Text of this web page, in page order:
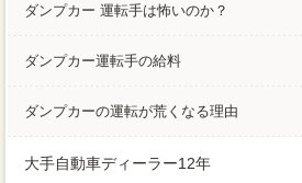
ダンプカー 運転手は怖いのか？
ダンプカー運転手の給料
ダンプカーの運転が荒くなる理由
大手自動車ディーラー12年